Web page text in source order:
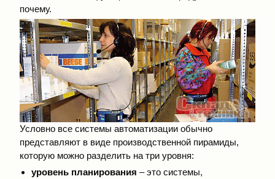
почему.
Условно все системы автоматизации обычно
представляют в виде производственной пирамиды,
которую можно разделить на три уровня:
уровень планирования – это системы,